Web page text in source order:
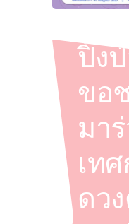
ปิ๊ง
ขอ
มา
เท
ดว